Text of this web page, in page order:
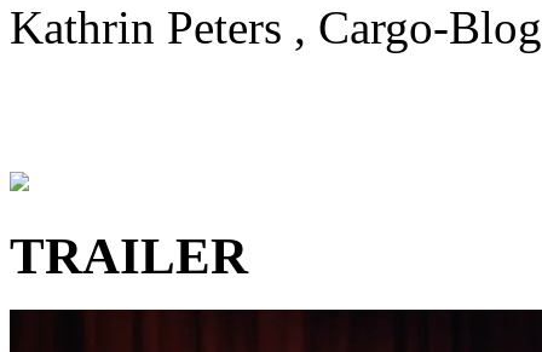
Kathrin Peters , Cargo-
TRAILER